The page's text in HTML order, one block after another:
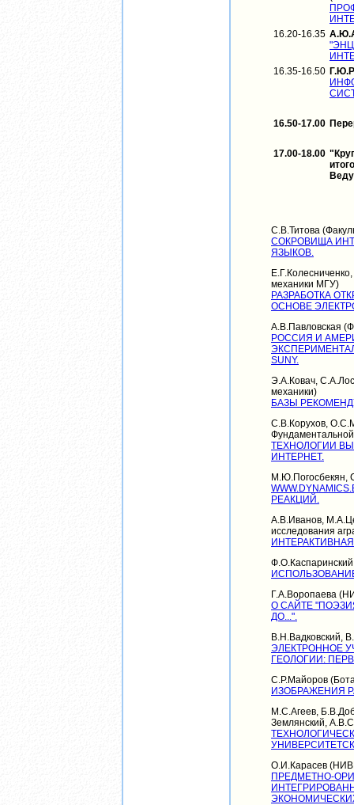
16.20-16.35
16.35-16.50
16.50-17.00
17.00-18.00
С.В.Титова
СОКРОВИЩА
ЯЗЫКОВ.
механики МГУ)
РАЗРАБОТКА
ОСНОВЕ
А.В.Павловская
РОССИЯ И
SUNY.
Э.А.Ковач,
механики)
БАЗЫ
С.В.Корухов,
ТЕХНОЛОГИИ
ИНТЕРНЕТ.
М.Ю.Погосбекян,
РЕАКЦИЙ.
А.В.Иванов,
исследования
Ф.О.Каспаринский
Г.А.Воропаева
О САЙТЕ
ДО...".
В.Н.Вадковский,
ЭЛЕКТРОННОЕ
ГЕОЛОГИИ:
С.Р.Майоров
ИЗОБРАЖЕНИЯ
М.С.Агеев,
Землянский,
О.И.Карасев
ПРЕДМЕТНО-